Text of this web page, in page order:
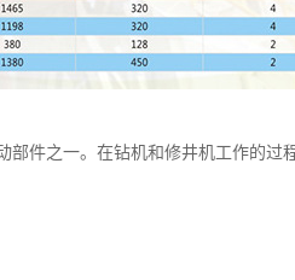
件之一。在钻机和修井机工作的过